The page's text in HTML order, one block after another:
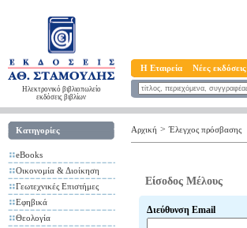
Ηλεκτρονικό βιβλιοπωλείο
εκδόσεις βιβλίων
Η Εταιρεία Νέες εκδόσεις
Κατηγορίες
eBooks
Οικονομία & Διοίκηση
Γεωτεχνικές Επιστήμες
Εφηβικά
Θεολογία
Αρχική > Έλεγχος πρόσβασης
Είσοδος Μέλους
Διεύθυνση Email